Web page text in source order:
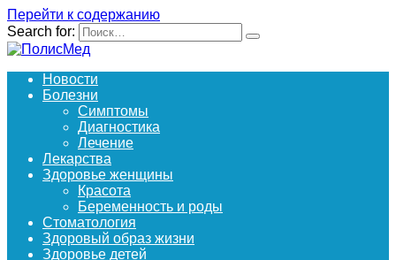
Перейти к содержанию
Search for:
Новости
Болезни
Симптомы
Диагностика
Лечение
Лекарства
Здоровье женщины
Красота
Беременность и роды
Стоматология
Здоровый образ жизни
Здоровье детей